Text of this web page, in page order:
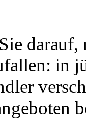
darauf,
in